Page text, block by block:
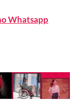
Whatsapp